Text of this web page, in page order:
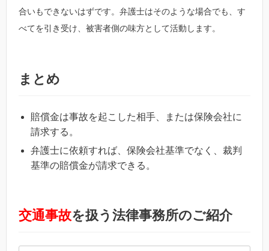
合いもできないはずです。弁護士はそのような場合でも、す
べてを引き受け、被害者側の味方として活動します。
まとめ
賠償金は事故を起こした相手、または保険会社に
請求する。
弁護士に依頼すれば、保険会社基準でなく、裁判
基準の賠償金が請求できる。
交通事故を扱う法律事務所のご紹介